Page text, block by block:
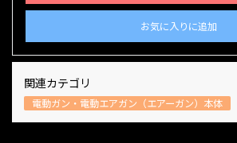
お気に入りに追加
関連カテゴリ
電動ガン・電動エアガン（エアーガン）本体